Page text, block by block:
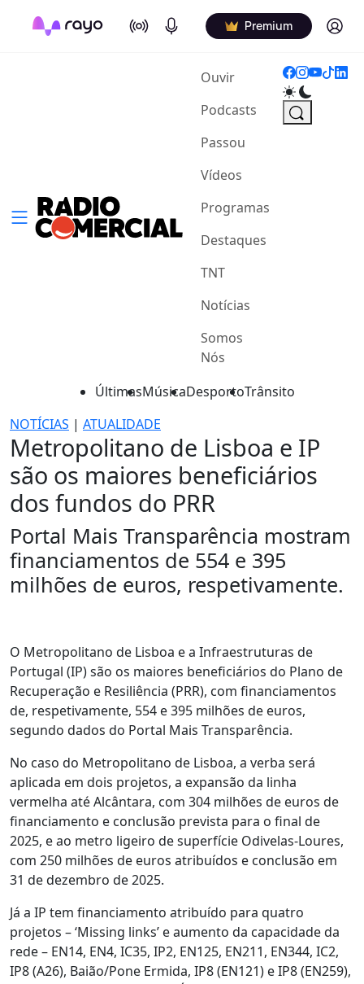
On Air Podcasts Premium Log in
Ouvir(current)
Podcasts
Passou
Vídeos
Programas
Destaques
TNT
Notícias
Somos
Nós
ÚltimasMúsicaDesportoTrânsito
NOTÍCIAS | ATUALIDADE
Metropolitano de Lisboa e IP
são os maiores beneficiários
dos fundos do PRR
Portal Mais Transparência mostram
financiamentos de 554 e 395
milhões de euros, respetivamente.
O Metropolitano de Lisboa e a Infraestruturas de
Portugal (IP) são os maiores beneficiários do Plano de
Recuperação e Resiliência (PRR), com financiamentos
de, respetivamente, 554 e 395 milhões de euros,
segundo dados do Portal Mais Transparência.
No caso do Metropolitano de Lisboa, a verba será
aplicada em dois projetos, a expansão da linha
vermelha até Alcântara, com 304 milhões de euros de
financiamento e conclusão prevista para o final de
2025, e ao metro ligeiro de superfície Odivelas-Loures,
com 250 milhões de euros atribuídos e conclusão em
31 de dezembro de 2025.
Já a IP tem financiamento atribuído para quatro
projetos – ‘Missing links’ e aumento da capacidade da
rede – EN14, EN4, IC35, IP2, EN125, EN211, EN344, IC2,
IP8 (A26), Baião/Pone Ermida, IP8 (EN121) e IP8 (EN259),